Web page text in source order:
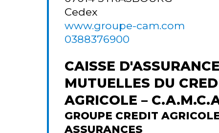
Cedex
www.groupe-cam.com
0388376900
CAISSE
MUTUELLES DU
AGRICOLE –
GROUPE CREDIT
ASSURANCES